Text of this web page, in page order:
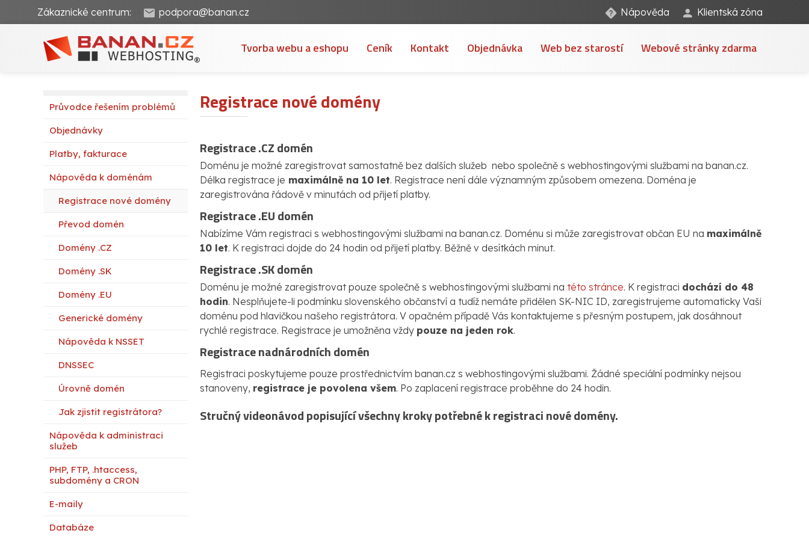
Zákaznické centrum: podpora@banan.cz Nápověda Klientská zóna
Tvorba webu a eshopu Ceník Kontakt Objednávka Web bez starostí Webové stránky zdarma
Průvodce řešením problémů
Objednávky
Platby, fakturace
Nápověda k doménám
Registrace nové domény
Převod domén
Domény .CZ
Domény .SK
Domény .EU
Generické domény
Nápověda k NSSET
DNSSEC
Úrovně domén
Jak zjistit registrátora?
Nápověda k administraci
služeb
PHP, FTP, .htaccess,
subdomény a CRON
E-maily
Databáze
Registrace nové domény
Registrace .CZ domén
Doménu je možné zaregistrovat samostatně bez dalších služeb nebo společně s webhostingovými službami na banan.cz.
Délka registrace je maximálně na 10 let. Registrace není dále významným způsobem omezena. Doména je
zaregistrována řádově v minutách od přijetí platby.
Registrace .EU domén
Nabízíme Vám registraci s webhostingovými službami na banan.cz. Doménu si může zaregistrovat občan EU na maximálně
10 let. K registraci dojde do 24 hodin od přijetí platby. Běžně v desítkách minut.
Registrace .SK domén
Doménu je možné zaregistrovat pouze společně s webhostingovými službami na této stránce. K registraci dochází do 48
hodin. Nesplňujete-li podmínku slovenského občanství a tudíž nemáte přidělen SK-NIC ID, zaregistrujeme automaticky Vaši
doménu pod hlavičkou našeho registrátora. V opačném případě Vás kontaktujeme s přesným postupem, jak dosáhnout
rychlé registrace. Registrace je umožněna vždy pouze na jeden rok.
Registrace nadnárodních domén
Registraci poskytujeme pouze prostřednictvím banan.cz s webhostingovými službami. Žádné speciální podmínky nejsou
stanoveny, registrace je povolena všem. Po zaplacení registrace proběhne do 24 hodin.
Stručný videonávod popisující všechny kroky potřebné k registraci nové domény.